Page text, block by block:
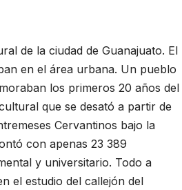
de la ciudad de Guanajuato. El
en el área urbana. Un pueblo
los primeros 20 años del
que se desató a partir de
Cervantinos bajo la
con apenas 23 389
y universitario. Todo a
el estudio del callejón del